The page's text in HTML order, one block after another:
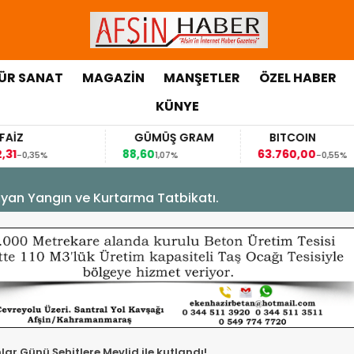
SANAT MAGAZİN MANŞETLER ÖZEL HABER
KÜNYE
FAİZ
-0,35%
GÜMÜŞ GRAM
88,601,07%
BITCOIN
63.760,00-0,55%
Yangın ve Kurtarma Tatbikatı.